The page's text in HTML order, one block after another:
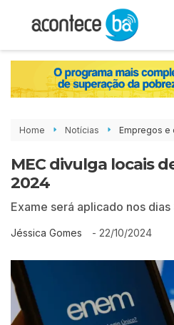
Home Notícias Empregos e
MEC divulga locais
2024
Exame será aplicado nos
Jéssica Gomes - 22/10/2024